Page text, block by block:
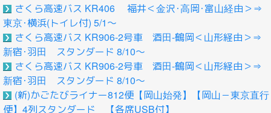
さくら高速バス KR406 福井＜金沢･高岡･富山経由＞⇒
東京･横浜(トイレ付) 5/1～
さくら高速バス KR906-2号車 酒田-鶴岡＜山形経由＞⇒
新宿･羽田 スタンダード 8/10～
さくら高速バス KR906-2号車 酒田-鶴岡＜山形経由＞⇒
新宿･羽田 スタンダード 8/10～
(新)かごたびライナー812便【岡山始発】【岡山－東京直行
便】4列スタンダード 【各席USB付】